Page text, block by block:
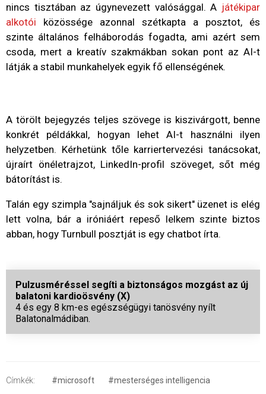
nincs tisztában az úgynevezett valósággal. A játékipar
alkotói közössége azonnal szétkapta a posztot, és
szinte általános felháborodás fogadta, ami azért sem
csoda, mert a kreatív szakmákban sokan pont az AI-t
látják a stabil munkahelyek egyik fő ellenségének.
A törölt bejegyzés teljes szövege is kiszivárgott, benne
konkrét példákkal, hogyan lehet AI-t használni ilyen
helyzetben. Kérhetünk tőle karriertervezési tanácsokat,
újraírt önéletrajzot, LinkedIn-profil szöveget, sőt még
bátorítást is.
Talán egy szimpla "sajnáljuk és sok sikert" üzenet is elég
lett volna, bár a iróniáért repeső lelkem szinte biztos
abban, hogy Turnbull posztját is egy chatbot írta.
Pulzusméréssel segíti a biztonságos mozgást az új
balatoni kardioösvény (X)
4 és egy 8 km-es egészségügyi tanösvény nyílt
Balatonalmádiban.
Címkék: #microsoft #mesterséges intelligencia